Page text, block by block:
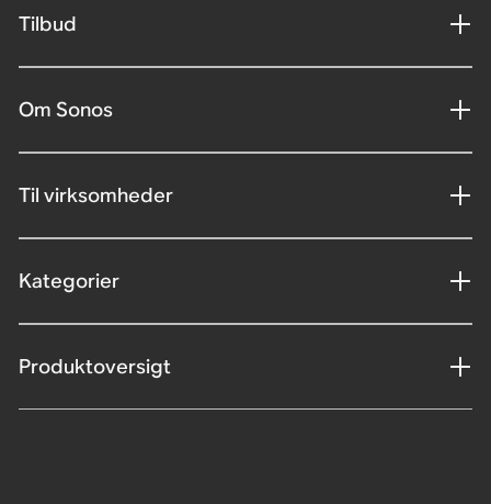
Tilbud
Om Sonos
Til virksomheder
Kategorier
Produktoversigt